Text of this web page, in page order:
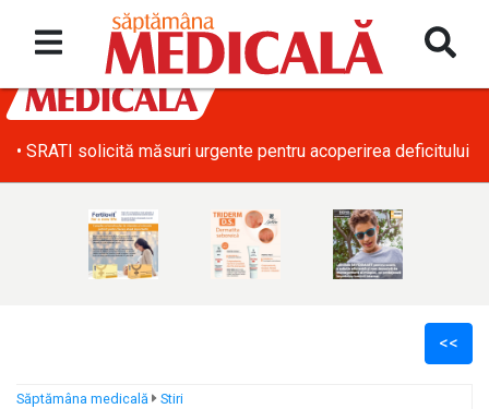
• SRATI solicită măsuri urgente pentru acoperirea deficitului
<<
Săptămâna medicală Stiri